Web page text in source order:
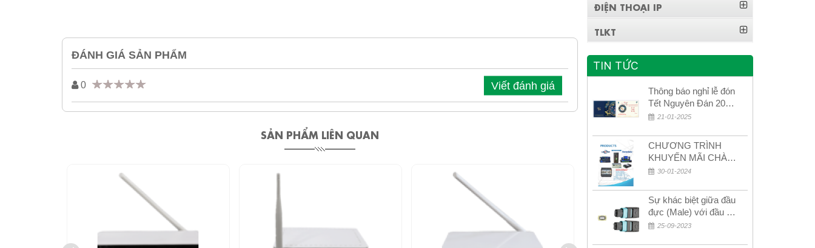
ĐÁNH GIÁ SẢN PHẨM
0 Viết đánh giá
SẢN PHẨM LIÊN QUAN
ĐIỆN THOẠI IP
TLKT
TIN TỨC
Thông báo nghỉ lễ đón
Tết Nguyên Đán 2026
– Xuân Bính Ngọ!
21-01-2025
CHƯƠNG TRÌNH
KHUYẾN MÃI CHÀO
MỪNG NĂM MỚI
30-01-2024
Sự khác biệt giữa đầu
đực (Male) với đầu cái
(Female) trong bộ đầu
25-09-2023